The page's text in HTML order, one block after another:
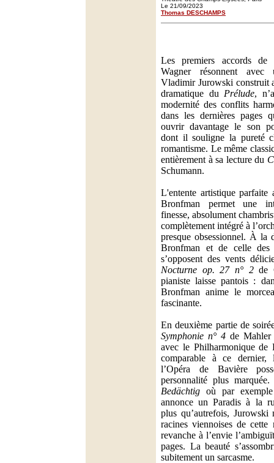
Le 21/09/2023
Thomas DESCHAMPS
Les premiers accords de
Wagner résonnent avec
Vladimir Jurowski construit
dramatique du Prélude,
modernité des conflits
dans les dernières pages
ouvrir davantage le son
dont il souligne la pureté
romantisme. Le même
entièrement à sa lecture du
Schumann.
L'entente artistique parfaite
Bronfman permet une
finesse, absolument
complètement intégré à
presque obsessionnel. À la
Bronfman et de celle des
s’opposent des vents
Nocturne op. 27 n° 2de
pianiste laisse pantois :
Bronfman anime le
fascinante.
En deuxième partie de
Symphonie n° 4de Mahler
avec le Philharmonique de
comparable à ce dernier,
l’Opéra de Bavière
personnalité plus
Bedächtig où par
annonce un Paradis à la
plus qu’autrefois, Jurowski
racines viennoises de
revanche à l’envie
pages. La beauté
subitement un sarcasme.